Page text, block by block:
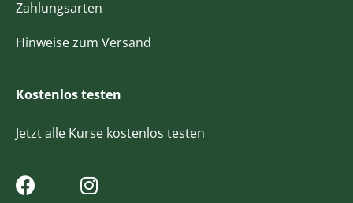
Zahlungsarten
Hinweise zum Versand
Kostenlos testen
Jetzt alle Kurse kostenlos testen